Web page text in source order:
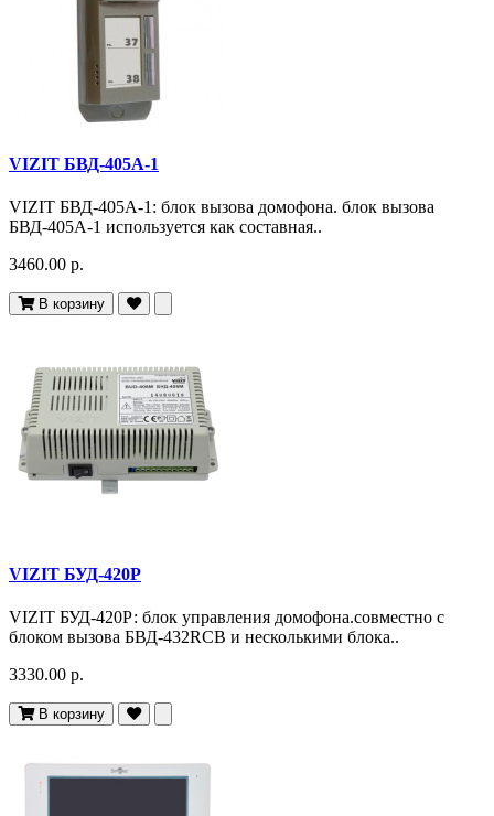
VIZIT БВД-405А-1
VIZIT БВД-405А-1: блок вызова домофона. блок вызова
БВД-405А-1 используется как составная..
3460.00 р.
В корзину
VIZIT БУД-420Р
VIZIT БУД-420Р: блок управления домофона.совместно с
блоком вызова БВД-432RCB и несколькими блока..
3330.00 р.
В корзину